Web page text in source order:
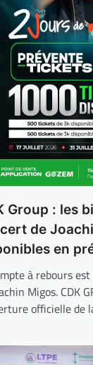
Group : les
de
en
à rebours
Migos. CDK
officielle